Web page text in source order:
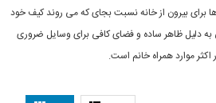
برای بیرون از خانه نسبت بجای که می روند کیف خود
به دلیل ظاهر ساده و فضای کافی برای وسایل ضروری
موارد همراه خانم است.